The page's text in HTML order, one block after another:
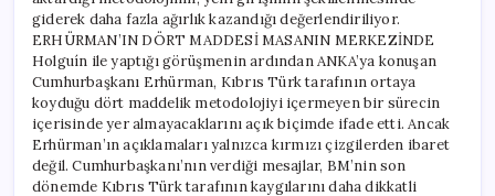
giderek daha fazla ağırlık kazandığı değerlendiriliyor.
ERHÜRMAN’IN DÖRT MADDESİ MASANIN MERKEZİNDE
Holguín ile yaptığı görüşmenin ardından ANKA’ya konuşan
Cumhurbaşkanı Erhürman, Kıbrıs Türk tarafının ortaya
koyduğu dört maddelik metodolojiyi içermeyen bir sürecin
içerisinde yer almayacaklarını açık biçimde ifade etti. Ancak
Erhürman’ın açıklamaları yalnızca kırmızı çizgilerden ibaret
değil. Cumhurbaşkanı’nın verdiği mesajlar, BM’nin son
dönemde Kıbrıs Türk tarafının kaygılarını daha dikkatli